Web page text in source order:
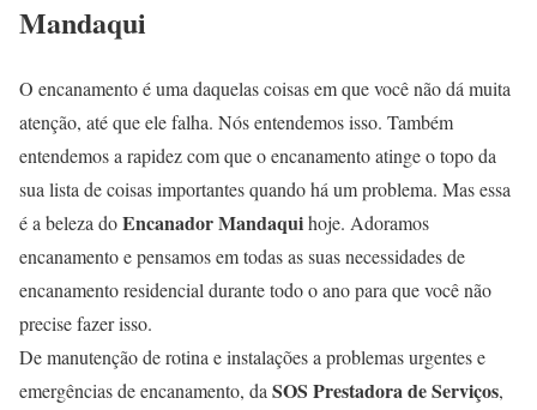
Mandaqui
O encanamento é uma daquelas coisas em que você não dá muita
atenção, até que ele falha. Nós entendemos isso. Também
entendemos a rapidez com que o encanamento atinge o topo da
sua lista de coisas importantes quando há um problema. Mas essa
é a beleza doEncanador Mandaquihoje. Adoramos
encanamento e pensamos em todas as suas necessidades de
encanamento residencial durante todo o ano para que você não
precise fazer isso.
De manutenção de rotina e instalações a problemas urgentes e
emergências de encanamento, daSOS Prestadora de Serviços,